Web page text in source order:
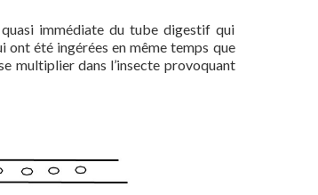
immédiate du tube digestif qui
ont été ingérées en même temps que
multiplier dans l’insecte provoquant